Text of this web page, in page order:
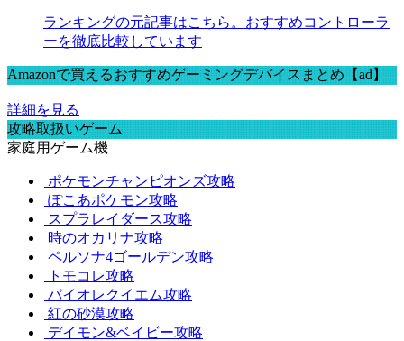
ランキングの元記事はこちら。おすすめコントローラ
ーを徹底比較しています
Amazonで買えるおすすめゲーミングデバイスまとめ【ad】
詳細を見る
攻略取扱いゲーム
家庭用ゲーム機
ポケモンチャンピオンズ攻略
ぽこあポケモン攻略
スプラレイダース攻略
時のオカリナ攻略
ペルソナ4ゴールデン攻略
トモコレ攻略
バイオレクイエム攻略
紅の砂漠攻略
デイモン&ベイビー攻略